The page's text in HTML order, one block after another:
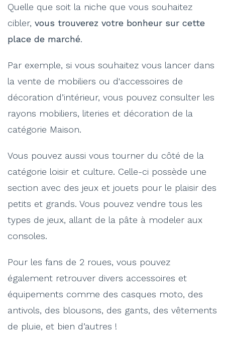
Quelle que soit la niche que vous souhaitez
cibler, vous trouverez votre bonheur sur cette
place de marché.
Par exemple, si vous souhaitez vous lancer dans
la vente de mobiliers ou d'accessoires de
décoration d’intérieur, vous pouvez consulter les
rayons mobiliers, literies et décoration de la
catégorie Maison.
Vous pouvez aussi vous tourner du côté de la
catégorie loisir et culture. Celle-ci possède une
section avec des jeux et jouets pour le plaisir des
petits et grands. Vous pouvez vendre tous les
types de jeux, allant de la pâte à modeler aux
consoles.
Pour les fans de 2 roues, vous pouvez
également retrouver divers accessoires et
équipements comme des casques moto, des
antivols, des blousons, des gants, des vêtements
de pluie, et bien d’autres !